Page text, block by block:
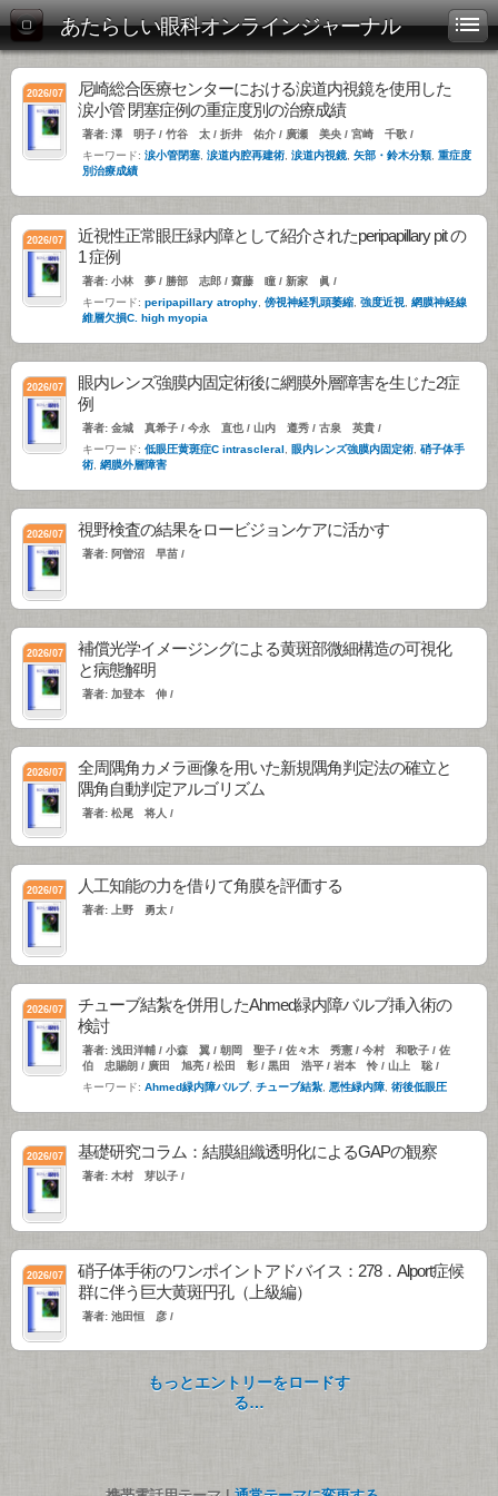
あたらしい眼科オンラインジャーナル
2026/07
尼崎総合医療センターにおける涙道内視鏡を使用した
涙小管 閉塞症例の重症度別の治療成績
著者: 澤 明子 / 竹谷 太 / 折井 佑介 / 廣瀬 美央 / 宮崎 千歌 /
キーワード: 涙小管閉塞 涙道内腔再建術 涙道内視鏡 矢部・鈴木分類 重症度
別治療成績
2026/07
近視性正常眼圧緑内障として紹介されたperipapillary pit の
1 症例
著者: 小林 夢 / 勝部 志郎 / 齋藤 瞳 / 新家 眞 /
キーワード: peripapillary atrophy 傍視神経乳頭萎縮 強度近視
網膜神経線
維層欠損C. high myopia
2026/07
眼内レンズ強膜内固定術後に網膜外層障害を生じた2症
例
著者: 金城 真希子 / 今永 直也 / 山内 遵秀 / 古泉 英貴 /
キーワード: 低眼圧黄斑症C intrascleral 眼内レンズ強膜内固定術 硝子体手
術 網膜外層障害
2026/07 視野検査の結果をロービジョンケアに活かす
著者: 阿曽沼 早苗 /
2026/07
補償光学イメージングによる黄斑部微細構造の可視化
と病態解明
著者: 加登本 伸 /
2026/07
全周隅角カメラ画像を用いた新規隅角判定法の確立と
隅角自動判定アルゴリズム
著者: 松尾 将人 /
2026/07 人工知能の力を借りて角膜を評価する
著者: 上野 勇太 /
2026/07
チューブ結紮を併用したAhmed緑内障バルブ挿入術の
検討
著者: 浅田洋輔 / 小森 翼 / 朝岡 聖子 / 佐々木 秀憲 / 今村 和歌子 / 佐
伯 忠賜朗 / 廣田 旭亮 / 松田 彰 / 黒田 浩平 / 岩本 怜 / 山上 聡 /
キーワード: Ahmed緑内障バルブ, チューブ結紮, 悪性緑内障, 術後低眼圧
2026/07 基礎研究コラム：結膜組織透明化によるGAPの観察
著者: 木村 芽以子 /
2026/07
硝子体手術のワンポイントアドバイス：278．Alport症候
群に伴う巨大黄斑円孔（上級編）
著者: 池田恒 彦 /
もっとエントリーをロードす
る…